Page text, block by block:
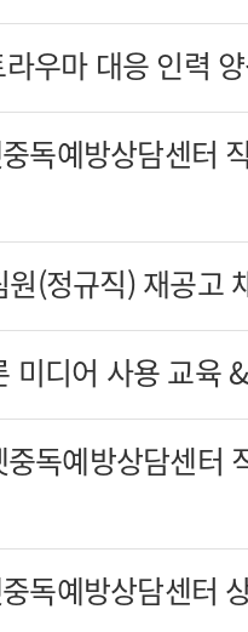
우마 대응 인력
독예방상담센터
원(정규직) 재공
미디어 사용 교
독예방상담센터
독예방상담센터